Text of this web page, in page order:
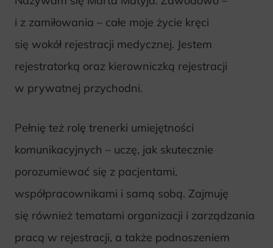
i z zamiłowania – całe moje życie kręci
się wokół rejestracji medycznej. Jestem
rejestratorką oraz kierowniczką rejestracji
w prywatnej przychodni.
Pełnię też rolę trenerki umiejętności
komunikacyjnych – uczę, jak skutecznie
porozumiewać się z pacjentami,
współpracownikami i samą sobą. Zajmuję
się również tematami organizacji i zarządzania
pracą w rejestracji, a także podnoszeniem